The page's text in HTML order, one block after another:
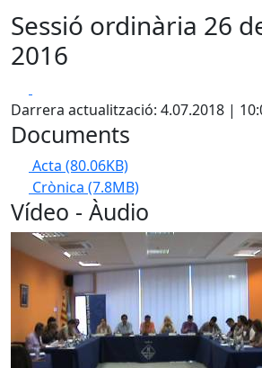
Sessió ordinària 26
2016
Darrera actualització: 4.07.2018 |
Documents
Acta (80.06KB)
Crònica (7.8MB)
Vídeo - Àudio